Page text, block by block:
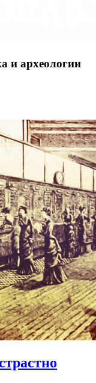
и археологии